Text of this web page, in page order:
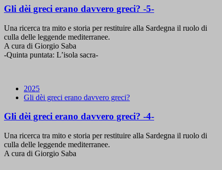
Gli dèi greci erano davvero greci? -5-
Una ricerca tra mito e storia per restituire alla Sardegna il ruolo di
culla delle leggende mediterranee.
A cura di Giorgio Saba
-Quinta puntata: L’isola sacra-
2025
Gli dèi greci erano davvero greci?
Gli dèi greci erano davvero greci? -4-
Una ricerca tra mito e storia per restituire alla Sardegna il ruolo di
culla delle leggende mediterranee.
A cura di Giorgio Saba